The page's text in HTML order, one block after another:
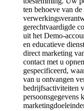
ten behoeve van
gerechtvaardigde
uit het Demo-
en educatieve
direct marketing
contact met u
gespecificeerd,
van u ontvangen
bedrijfsactiviteiten